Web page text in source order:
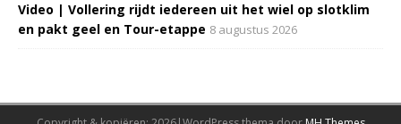
Video | Vollering rijdt iedereen uit het wiel op slotklim
en pakt geel en Tour-etappe 8 augustus 2026